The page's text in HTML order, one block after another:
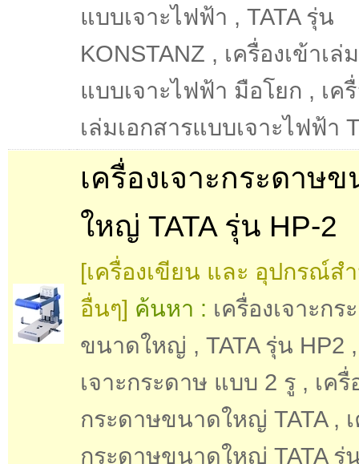
แบบเจาะไฟฟ้า , TATA รุ่น
KONSTANZ , เครื่องเข้าเล่
แบบเจาะไฟฟ้า มือโยก , เค
เล่มเอกสารแบบเจาะไฟฟ้า
เครื่องเจาะกระดาษ
ใหญ่ TATA รุ่น HP-2
[เครื่องเขียน และ อุปกรณ์ส
อื่นๆ] ค้นหา : เครื่องเจาะกร
ขนาดใหญ่ , TATA รุ่น HP2
เจาะกระดาษ แบบ 2 รู , เครื่
กระดาษขนาดใหญ่ TATA,
กระดาษขนาดใหญ่ TATA รุ่